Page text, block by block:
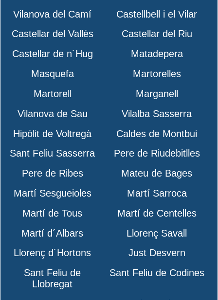
Vilanova del Camí
Castellbell i el Vilar
Castellar del Vallès
Castellar del Riu
Castellar de n´Hug
Matadepera
Masquefa
Martorelles
Martorell
Marganell
Vilanova de Sau
Vilalba Sasserra
Hipòlit de Voltregà
Caldes de Montbui
Sant Feliu Sasserra
Pere de Riudebitlles
Pere de Ribes
Mateu de Bages
Martí Sesgueioles
Martí Sarroca
Martí de Tous
Martí de Centelles
Martí d´Albars
Llorenç Savall
Llorenç d´Hortons
Just Desvern
Sant Feliu de
Llobregat
Sant Feliu de Codines